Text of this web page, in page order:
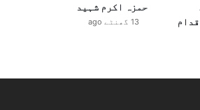
حمزہ اکرم شہید
13 گھنٹے ago